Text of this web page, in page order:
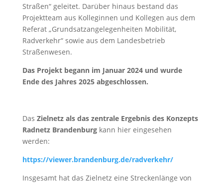
Straßen“ geleitet. Darüber hinaus bestand das
Projektteam aus Kolleginnen und Kollegen aus dem
Referat „Grundsatzangelegenheiten Mobilität,
Radverkehr“ sowie aus dem Landesbetrieb
Straßenwesen.
Das Projekt begann im Januar 2024 und wurde
Ende des Jahres 2025 abgeschlossen.
Das Zielnetz als das zentrale Ergebnis des Konzepts
Radnetz Brandenburgkann hier eingesehen
werden:
https://viewer.brandenburg.de/radverkehr/
Insgesamt hat das Zielnetz eine Streckenlänge von